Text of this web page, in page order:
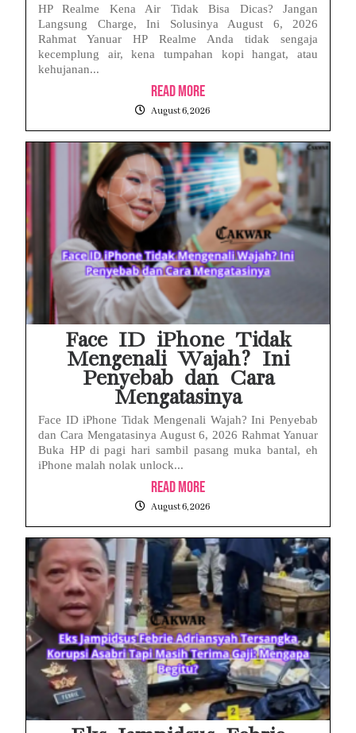
HP Realme Kena Air Tidak Bisa Dicas? Jangan
Langsung Charge, Ini Solusinya August 6, 2026
Rahmat Yanuar HP Realme Anda tidak sengaja
kecemplung air, kena tumpahan kopi hangat, atau
kehujanan...
Read More
August 6, 2026
Face ID iPhone Tidak
Mengenali Wajah? Ini
Penyebab dan Cara
Mengatasinya
Face ID iPhone Tidak Mengenali Wajah? Ini Penyebab
dan Cara Mengatasinya August 6, 2026 Rahmat Yanuar
Buka HP di pagi hari sambil pasang muka bantal, eh
iPhone malah nolak unlock...
Read More
August 6, 2026